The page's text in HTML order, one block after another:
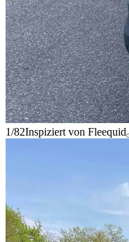
1/82Inspiziert von Fleequid